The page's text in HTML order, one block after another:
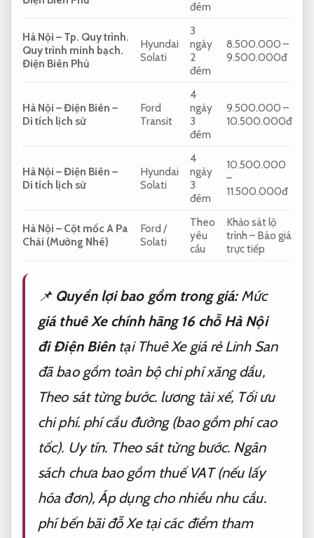
đêm
Hà Nội – Tp. Quy trình.
Quy trình minh bạch.
Điện Biên Phủ
Hyundai
Solati
3
ngày
2
đêm
8.500.000 –
9.500.000đ
Hà Nội – Điện Biên –
Di tích lịch sử
Ford
Transit
4
ngày
3
đêm
9.500.000 –
10.500.000đ
Hà Nội – Điện Biên –
Di tích lịch sử
Hyundai
Solati
4
ngày
3
đêm
10.500.000
–
11.500.000đ
Hà Nội – Cột mốc A Pa
Chải (Mường Nhé)
Ford /
Solati
Theo
yêu
cầu
Khảo sát lộ
trình – Báo giá
trực tiếp
📌 Quyền lợi bao gồm trong giá:Mức
giá thuê Xe chính hãng 16 chỗ Hà Nội
đi Điện Biêntại Thuê Xe giá rẻ Linh San
đã bao gồm toàn bộ chi phí xăng dầu,
Theo sát từng bước.lương tài xế, Tối ưu
chi phí.phí cầu đường (bao gồm phí cao
tốc). Uy tín. Theo sát từng bước. Ngân
sách chưa bao gồm thuế VAT (nếu lấy
hóa đơn), Áp dụng cho nhiều nhu cầu.
phí bến bãi đỗ Xe tại các điểm tham